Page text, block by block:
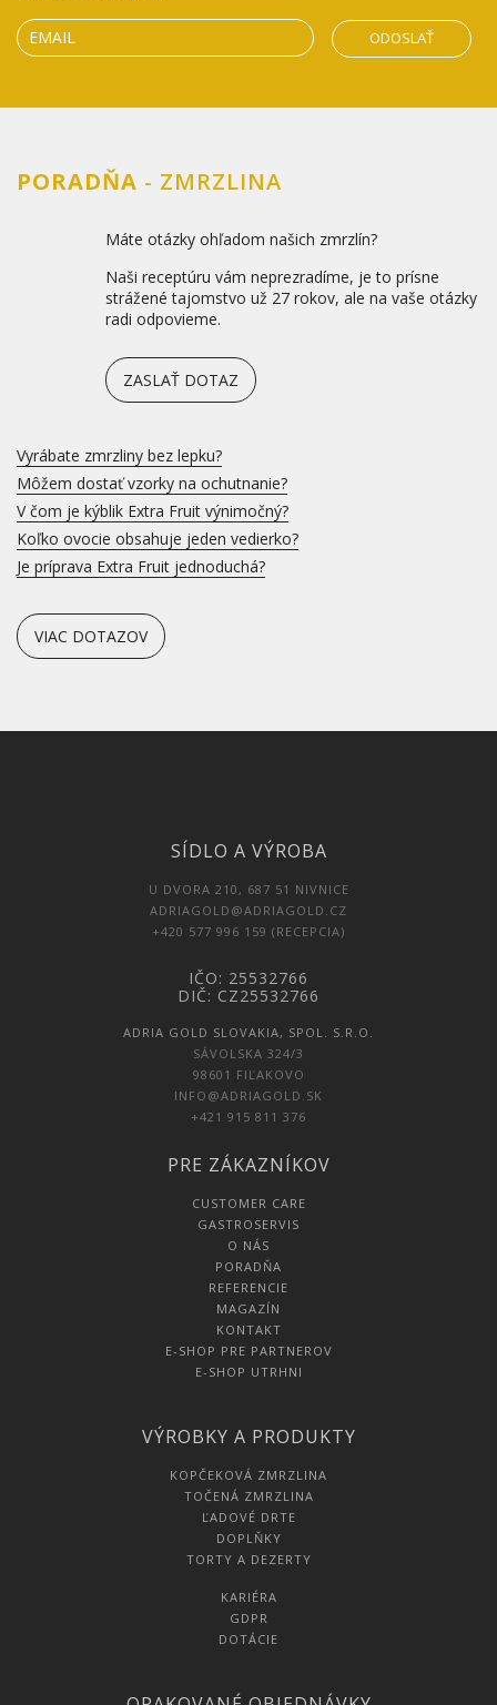
ODOSLAŤ
PORADŇA - ZMRZLINA
Máte otázky ohľadom našich zmrzlín?
Naši receptúru vám neprezradíme, je to prísne
strážené tajomstvo už 27 rokov, ale na vaše otázky
radi odpovieme.
ZASLAŤ DOTAZ
Vyrábate zmrzliny bez lepku?
Môžem dostať vzorky na ochutnanie?
V čom je kýblik Extra Fruit výnimočný?
Koľko ovocie obsahuje jeden vedierko?
Je príprava Extra Fruit jednoduchá?
VIAC DOTAZOV
SÍDLO A VÝROBA
U DVORA 210, 687 51 NIVNICE
ADRIAGOLD@ADRIAGOLD.CZ
+420 577 996 159 (RECEPCIA)
IČO: 25532766
DIČ: CZ25532766
ADRIA GOLD SLOVAKIA, SPOL. S.R.O.
SÁVOLSKA 324/3
98601 FIĽAKOVO
INFO@ADRIAGOLD.SK
+421 915 811 376
PRE ZÁKAZNÍKOV
CUSTOMER CARE
GASTROSERVIS
O NÁS
PORADŇA
REFERENCIE
MAGAZÍN
KONTAKT
E-SHOP PRE PARTNEROV
E-SHOP UTRHNI
VÝROBKY A PRODUKTY
KOPČEKOVÁ ZMRZLINA
TOČENÁ ZMRZLINA
ĽADOVÉ DRTE
DOPLŇKY
TORTY A DEZERTY
KARIÉRA
GDPR
DOTÁCIE